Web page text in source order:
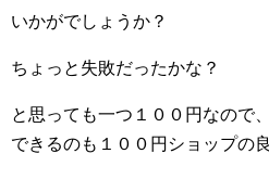
いかがでしょうか？
ちょっと失敗だったかな？
と思っても一つ１００円なので
できるのも１００円ショップの